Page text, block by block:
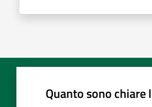
Quanto sono